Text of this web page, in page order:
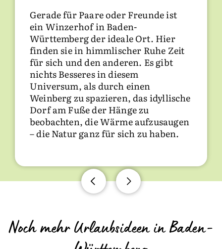
Gerade für Paare oder Freunde ist
ein Winzerhof in Baden-
Württemberg der ideale Ort. Hier
finden sie in himmlischer Ruhe Zeit
für sich und den anderen. Es gibt
nichts Besseres in diesem
Universum, als durch einen
Weinberg zu spazieren, das idyllische
Dorf am Fuße der Hänge zu
beobachten, die Wärme aufzusaugen
– die Natur ganz für sich zu haben.
Kehren Sie in den Sommermonaten
in die urigenWirtschaften auf dem
Weingutein. Das saisonale Winzer-
Restaurant heißt in Baden
Kranzwirtschaftund in
WürttembergBesenwirtschaft. Hier
genießen Sie Wein und regionale
Spezialitäten. Vielleicht findet
während Ihres Urlaubs einWeinfest
statt. Das ist ein Erlebnis!
Auf den Winzerhöfen finden Sie
denen Sie sich wie daheim fühlen.
Winzerhof am Bodensee
Taubertal , imMarkgräflerland
seine Gäste ganz besondere
Schlafmöglichkeiten an, wie etwa
Noch mehr Urlaubsideen in Baden-